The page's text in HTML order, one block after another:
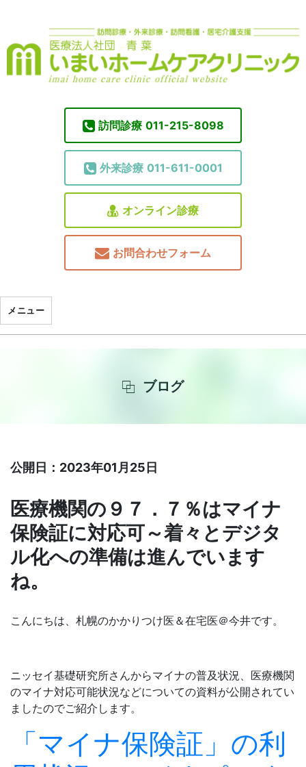
訪問診療 011-215-8098
外来診療 011-611-0001
オンライン診療
お問合わせフォーム
メニュー
ブログ
公開日：2023年01月25日
医療機関の９７．７％はマイナ
保険証に対応可～着々とデジタ
ル化への準備は進んでいます
ね。
こんにちは、札幌のかかりつけ医＆在宅医＠今井です。
ニッセイ基礎研究所さんからマイナの普及状況、医療機関
のマイナ対応可能状況などについての資料が公開されてい
ましたのでご紹介します。
「マイナ保険証」の利